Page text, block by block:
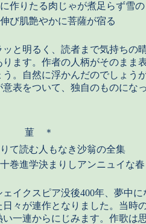
作りたる肉じゃが煮足らず雪
び肌艶やかに菩薩が宿る
ッと明るく、読者まで気持ちの
ります。作者の人柄がそのまま
う。自然に浮かんだのでしょう
意表をついて、独自のものにな
菫 ＊
て読む人もなき沙翁の全集
巻進学決まりしアンニュイな春
ェイクスピア没後400年、夢中に
日々が連作となりました。当時
い一連からにじみます。作歌は